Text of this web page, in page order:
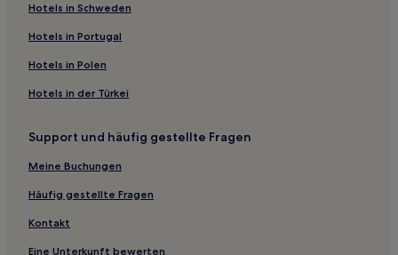
Luz Hotels
Campos Altos Hotels
Hotels nahe Kirche von Sacramento
Araxa Centro: Hotels
São Gotardo Hotels
Guter Jesus: Hotels
Hotels nahe Praça Getúlio Vargas
Cascalho Rico Hotels
Fertiza: Hotels
Hotels in Schweden
Hotels in Portugal
Hotels in Polen
Hotels in der Türkei
Support und häufig gestellte Fragen
Meine Buchungen
Häufig gestellte Fragen
Kontakt
Eine Unterkunft bewerten